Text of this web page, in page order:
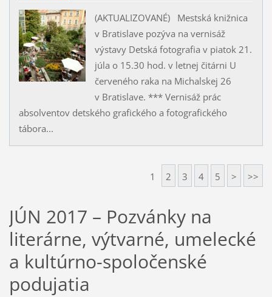
(AKTUALIZOVANÉ) Mestská knižnica
v Bratislave pozýva na vernisáž
výstavy Detská fotografia v piatok 21.
júla o 15.30 hod. v letnej čitárni U
červeného raka na Michalskej 26
v Bratislave. *** Vernisáž prác
absolventov detského grafického a fotografického
tábora...
1 2 3 4 5 > >>
JÚN 2017 – Pozvánky na
literárne, výtvarné, umelecké
a kultúrno-spoločenské
podujatia